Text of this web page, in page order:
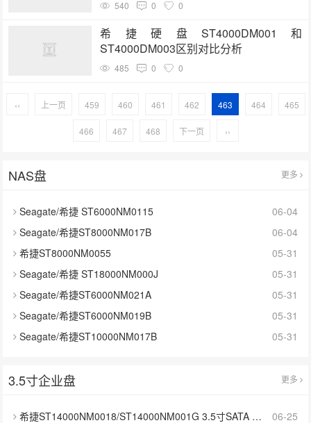
540 0 0
希捷硬盘ST4000DM001和
ST4000DM003区别对比分析
485 0 0
‹‹ 上一页 459 460 461 462 463 464 465
466 467 468 下一页 ››
NAS盘 更多
Seagate/希捷 ST6000NM0115
06-04
Seagate/希捷ST8000NM017B
06-04
希捷ST8000NM0055
05-31
Seagate/希捷 ST18000NM000J
05-31
Seagate/希捷ST6000NM021A
05-31
Seagate/希捷ST6000NM019B
05-31
Seagate/希捷ST10000NM017B
05-31
3.5寸企业盘 更多
希捷ST14000NM0018/ST14000NM001G 3.5寸SATA 14TB硬盘
06-25